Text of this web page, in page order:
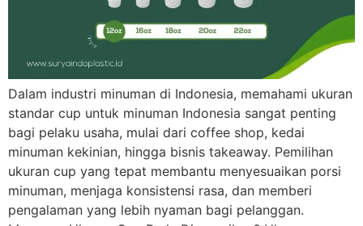
Dalam industri minuman di Indonesia, memahami ukuran
standar cup untuk minuman Indonesia sangat penting
bagi pelaku usaha, mulai dari coffee shop, kedai
minuman kekinian, hingga bisnis takeaway. Pemilihan
ukuran cup yang tepat membantu menyesuaikan porsi
minuman, menjaga konsistensi rasa, dan memberi
pengalaman yang lebih nyaman bagi pelanggan.